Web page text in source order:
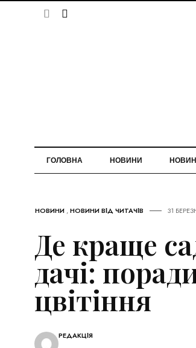
ГОЛОВНА НОВИНИ
НОВИНИ ,НОВИНИ ВІД ЧИТАЧІВ 31
Де краще
дачі:
цвітіння
РЕДАКЦІЯ